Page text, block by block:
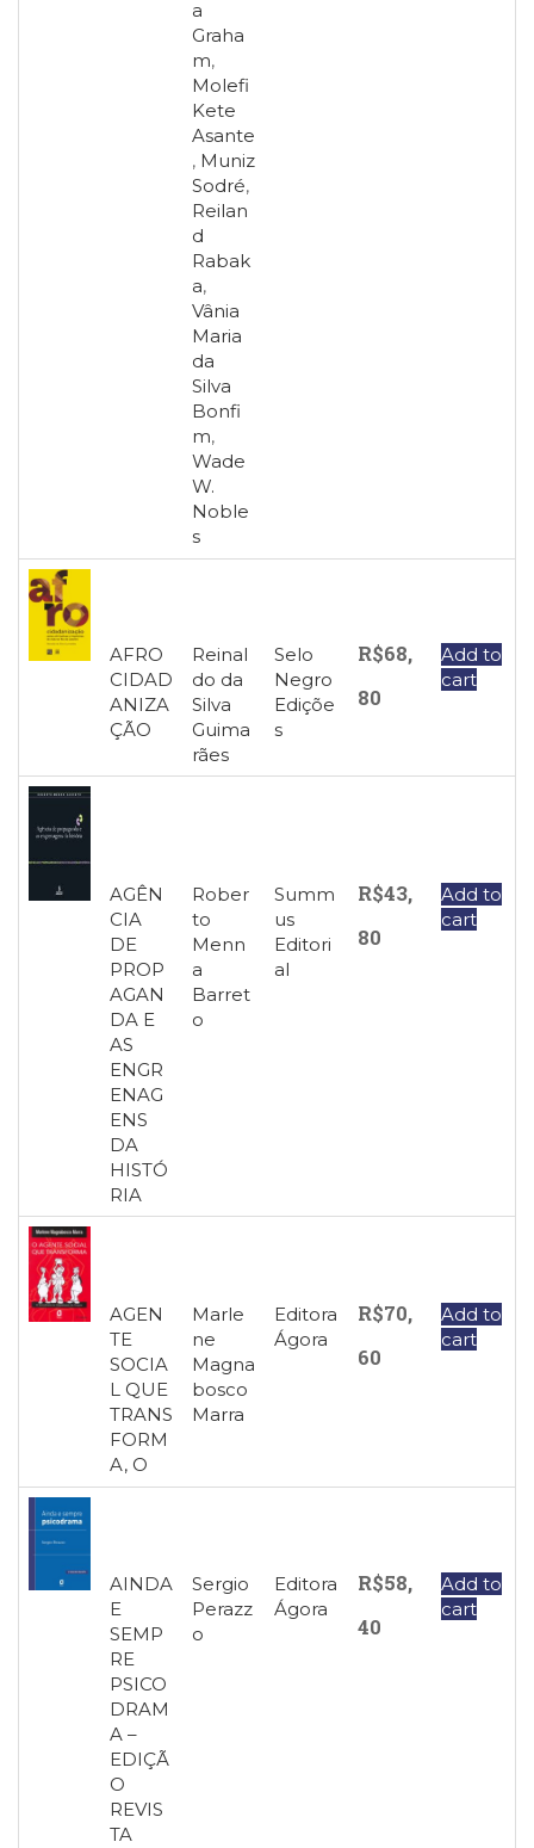
a
Graha
m,
Molefi
Kete
Asante
, Muniz
Sodré,
Reilan
d
Rabak
a,
Vânia
Maria
da
Silva
Bonfi
m,
Wade
W.
Noble
s
AFRO
CIDAD
ANIZA
ÇÃO
Reinal
do da
Silva
Guima
rães
Selo
Negro
Ediçõe
s
R$68,
80
Add to
cart
AGÊN
CIA
DE
PROP
AGAN
DA E
AS
ENGR
ENAG
ENS
DA
HISTÓ
RIA
Rober
to
Menn
a
Barret
o
Summ
us
Editori
al
R$43,
80
Add to
cart
AGEN
TE
SOCIA
L QUE
TRANS
FORM
A, O
Marle
ne
Magna
bosco
Marra
Editora
Ágora
R$70,
60
Add to
cart
AINDA
E
SEMP
RE
PSICO
DRAM
A –
EDIÇÃ
O
REVIS
TA
Sergio
Perazz
o
Editora
Ágora
R$58,
40
Add to
cart